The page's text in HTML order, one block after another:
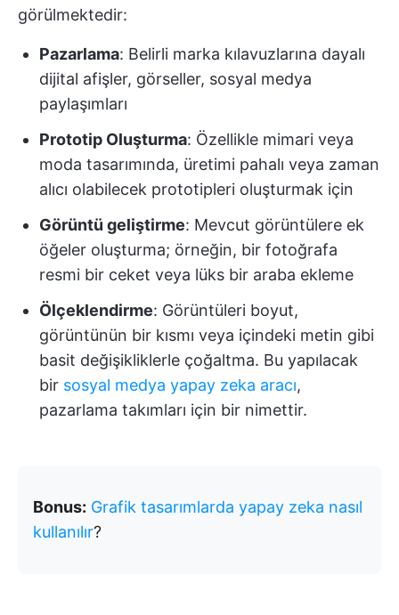
görülmektedir:
Pazarlama: Belirli marka kılavuzlarına dayalı
dijital afişler, görseller, sosyal medya
paylaşımları
Prototip Oluşturma: Özellikle mimari veya
moda tasarımında, üretimi pahalı veya zaman
alıcı olabilecek prototipleri oluşturmak için
Görüntü geliştirme: Mevcut görüntülere ek
öğeler oluşturma; örneğin, bir fotoğrafa
resmi bir ceket veya lüks bir araba ekleme
Ölçeklendirme: Görüntüleri boyut,
görüntünün bir kısmı veya içindeki metin gibi
basit değişikliklerle çoğaltma. Bu yapılacak
bir sosyal medya yapay zeka aracı,
pazarlama takımları için bir nimettir.
Bonus: Grafik tasarımlarda yapay zeka nasıl
kullanılır?